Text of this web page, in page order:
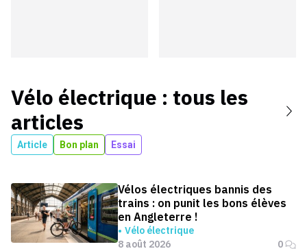
Vélo électrique : tous les
articles
Article Bon plan Essai
Vélos électriques bannis des
trains : on punit les bons élèves
en Angleterre !
Vélo électrique
8 août 2026
0